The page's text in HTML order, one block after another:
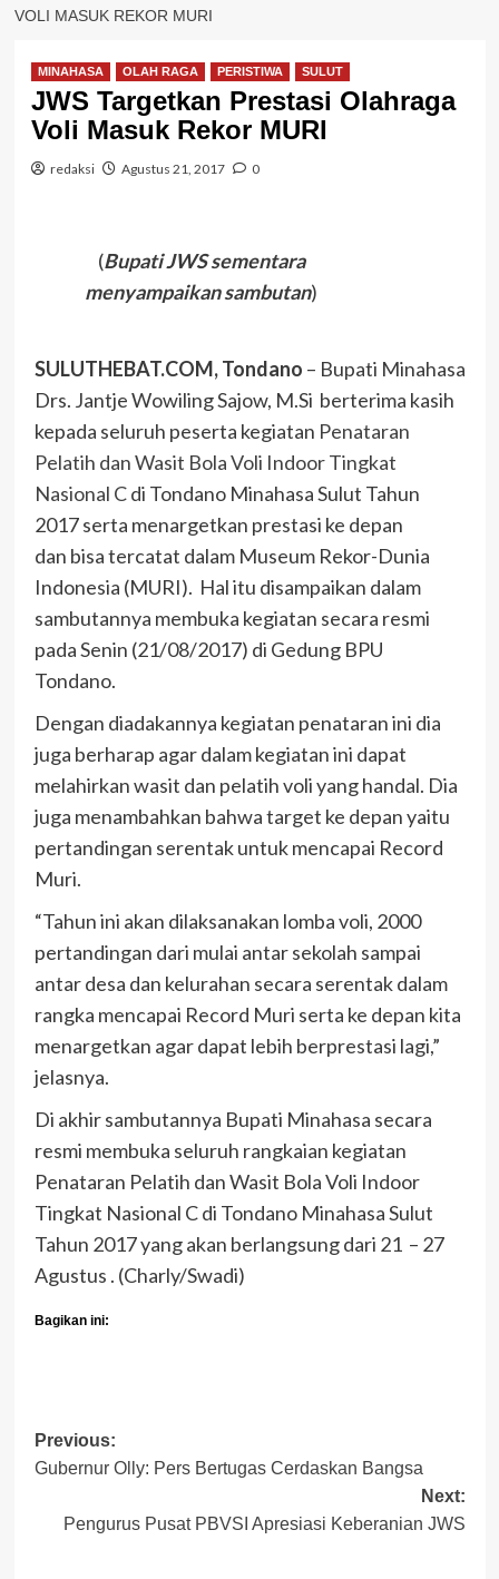
VOLI MASUK REKOR MURI
MINAHASA OLAH RAGA PERISTIWA SULUT
JWS Targetkan Prestasi Olahraga
Voli Masuk Rekor MURI
redaksi Agustus 21, 2017 0
(Bupati JWS sementara
menyampaikan sambutan)
SULUTHEBAT.COM, Tondano – Bupati Minahasa
Drs. Jantje Wowiling Sajow, M.Si berterima kasih
kepada seluruh peserta kegiatan Penataran
Pelatih dan Wasit Bola Voli Indoor Tingkat
Nasional Cdi Tondano Minahasa Sulut Tahun
2017 serta menargetkan prestasi ke depan
dan bisa tercatat dalam Museum Rekor-Dunia
Indonesia (MURI). Hal itu disampaikan dalam
sambutannya membuka kegiatan secara resmi
pada Senin (21/08/2017) di Gedung BPU
Tondano.
Dengan diadakannya kegiatan penataran ini dia
juga berharap agar dalam kegiatan ini dapat
melahirkan wasit dan pelatih voli yang handal. Dia
juga menambahkan bahwa target ke depan yaitu
pertandingan serentak untuk mencapai Record
Muri.
“Tahun ini akan dilaksanakan lomba voli, 2000
pertandingan dari mulai antar sekolah sampai
antar desa dan kelurahan secara serentak dalam
rangka mencapai Record Muri serta ke depan kita
menargetkan agar dapat lebih berprestasi lagi,”
jelasnya.
Di akhir sambutannya Bupati Minahasa secara
resmi membuka seluruh rangkaian kegiatan
Penataran Pelatih dan Wasit Bola Voli Indoor
Tingkat Nasional C di Tondano Minahasa Sulut
Tahun 2017 yang akan berlangsung dari 21 – 27
Agustus . (Charly/Swadi)
Bagikan ini:
Post
navigation
Previous:
Gubernur Olly: Pers Bertugas Cerdaskan Bangsa
Next:
Pengurus Pusat PBVSI Apresiasi Keberanian JWS